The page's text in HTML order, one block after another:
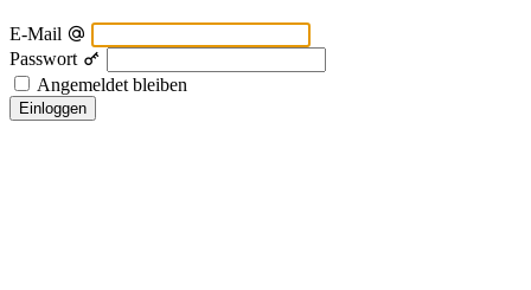
E-Mail
Passwort
Angemeldet bleiben
Einloggen